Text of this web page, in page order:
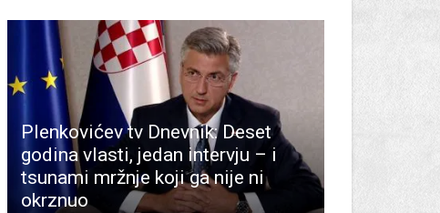
Plenkovićev tv Dnevnik: Deset
godina vlasti, jedan intervju – i
tsunami mržnje koji ga nije ni
okrznuo